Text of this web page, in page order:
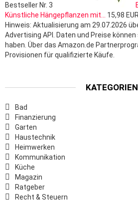
Bestseller Nr. 3
Künstliche Hängepflanzen mit...
15,98 EUR
Hinweis: Aktualisierung am 29.07.2026
Advertising API. Daten und Preise
haben. Über das Amazon.de
Provisionen für qualifizierte Käufe.
KATEGORIEN
Bad
Finanzierung
Garten
Haustechnik
Heimwerken
Kommunikation
Küche
Magazin
Ratgeber
Recht & Steuern